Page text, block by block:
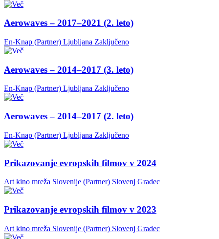
Aerowaves – 2017–2021 (2. leto)
En-Knap (Partner) Ljubljana Zaključeno
Aerowaves – 2014–2017 (3. leto)
En-Knap (Partner) Ljubljana Zaključeno
Aerowaves – 2014–2017 (2. leto)
En-Knap (Partner) Ljubljana Zaključeno
Prikazovanje evropskih filmov v 2024
Art kino mreža Slovenije (Partner) Slovenj Gradec
Prikazovanje evropskih filmov v 2023
Art kino mreža Slovenije (Partner) Slovenj Gradec